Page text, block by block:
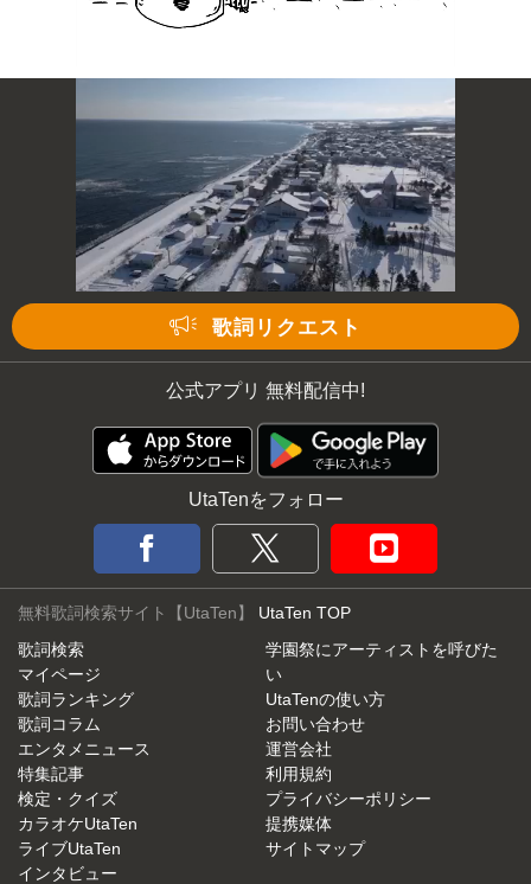
歌詞リクエスト
公式アプリ 無料配信中!
UtaTenをフォロー
無料歌詞検索サイト【UtaTen】 UtaTen TOP
歌詞検索
マイページ
歌詞ランキング
歌詞コラム
エンタメニュース
特集記事
検定・クイズ
カラオケUtaTen
ライブUtaTen
インタビュー
学園祭にアーティストを呼びた
い
UtaTenの使い方
お問い合わせ
運営会社
利用規約
プライバシーポリシー
提携媒体
サイトマップ